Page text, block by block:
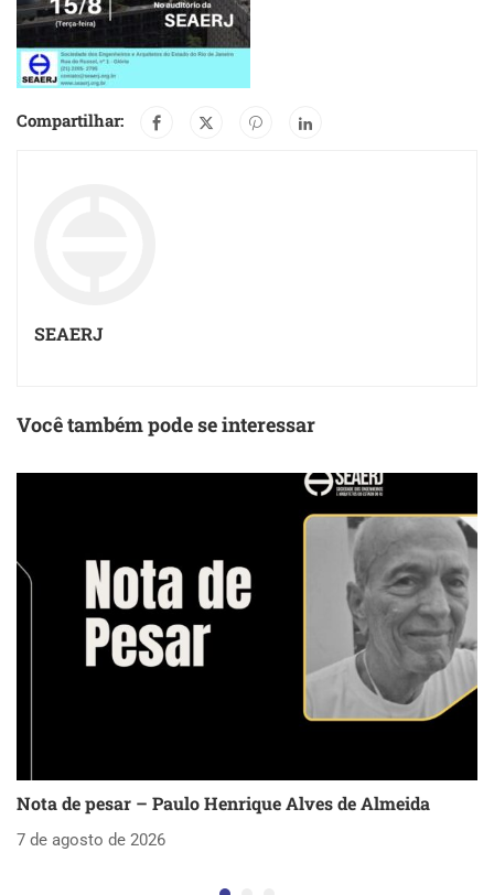
Compartilhar:
SEAERJ
Você também pode se interessar
Nota de pesar – Paulo Henrique Alves de Almeida
7 de agosto de 2026